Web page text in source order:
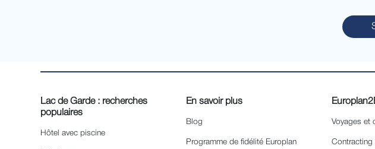
Lac de Garde : recherches
populaires
Hôtel avec piscine
En savoir plus
Blog
Programme de fidélité Europlan
Voyages et
Contracting